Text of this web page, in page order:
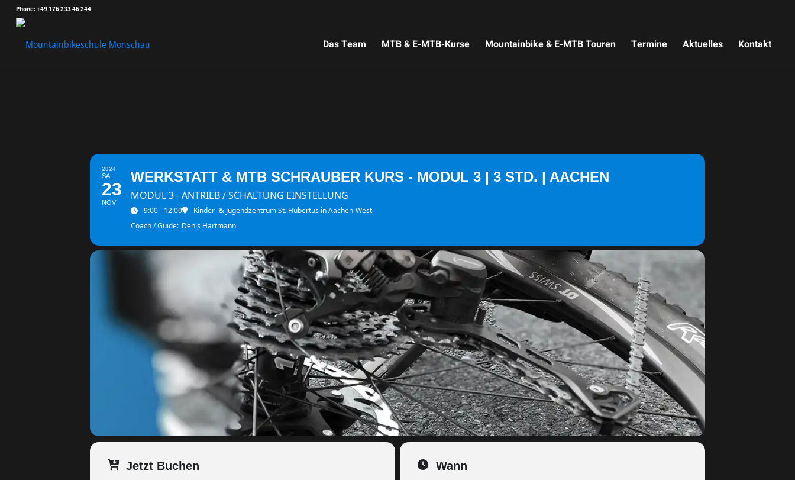
Phone: +49 176 233 46 244
Das Team MTB & E-MTB-Kurse Mountainbike & E-MTB Touren Termine Aktuelles Kontakt
2024
SA
23
NOV
WERKSTATT & MTB SCHRAUBER KURS - MODUL 3 | 3 STD. | AACHEN
MODUL 3 - ANTRIEB / SCHALTUNG EINSTELLUNG
9:00 - 12:00
Kinder- & Jugendzentrum St. Hubertus in Aachen-West
Coach / Guide: Denis Hartmann
Jetzt Buchen Wann